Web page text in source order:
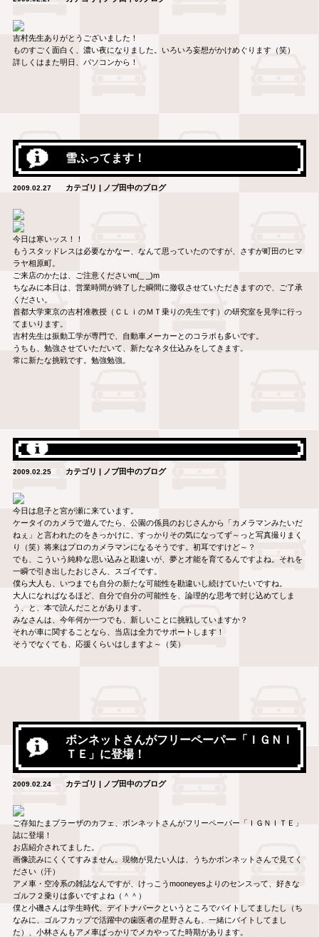
吉村先生ありがとうございました！
ものすごく面白く、濃い夜になりました。いろいろ妄想がかけめぐります（笑）
詳しくはまた明日、パソコンから！
雪ふってます！
2009.02.27 カテゴリ | ノブ田中のブログ
今日は寒いッス！！
もうスタッドレスは必要なかなー、なんて思っていたのですが、さすが町田のヒマ
ラヤ相原町。
ご来店のかたは、ご注意くださいm(_ _)m
ちなみに本日は、営業時間が終了した瞬間に撤収させていただきますので、ご了承
ください。
首都大学東京の吉村准教授（ＣＬｉのＭＴ乗りの先生です）の研究室を見学に行っ
てまいります。
吉村先生は振動工学が専門で、自動車メーカーとのコラボも多いです。
うちも、勉強させていただいて、新たなネタ仕込みをしてきます。
常に新たな挑戦です。勉強勉強。
2009.02.25 カテゴリ | ノブ田中のブログ
今日は息子と宮が瀬に来ています。
ケータイのカメラで遊んでたら、公園の係員のおじさんから「カメラマンみたいだ
ねぇ」と言われたのをきっかけに、すっかりその気になってず～っと写真撮りまく
り（笑）将来はプロのカメラマンになるそうです。初耳ですけど～？
でも、こういう純粋な思い込みと勘違いが、夢と才能を育てるんですよね。それを
一瞬で引き出したおじさん、スゴイです。
僕ら大人も、いつまでも自分の新たな可能性を勘違いし続けていたいですね。
大人になればなるほど、自分で自分の可能性を、論理的な思考で封じ込めてしま
う、と、本で読んだことがあります。
みなさんは、今年何か一つでも、新しいことに挑戦していますか？
それが車に関することなら、当店は全力でサポートします！
そうでなくても、応援くらいはしますよ～（笑）
ボンネットさんがフリーペーパー「ＩＧＮＩ
ＴＥ」に登場！
2009.02.24 カテゴリ | ノブ田中のブログ
ご存知たまプラーザのカフェ、ボンネットさんがフリーペーパー「ＩＧＮＩＴＥ」
誌に登場！
お店紹介されてました。
画像読みにくくてすみません。現物が見たい人は、うちかボンネットさんで見てく
ださい（汗）
アメ車・空冷系の雑誌なんですが、けっこうmooneyesよりのセンスって、好きな
ゴルフ２乗りは多いですよね（＾＾）
僕と小磯さんは学生時代、デイトナパークというところでバイトしてましたし（ち
なみに、ゴルフカップで活躍中の歯医者の星野さんも、一緒にバイトしてまし
た）、小林さんもアメ車ばっかりでメカやってた時期があります。